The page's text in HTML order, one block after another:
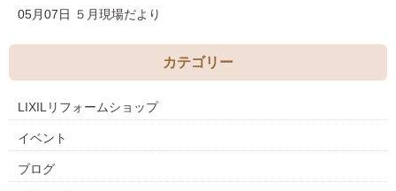
05月07日 ５月現場だより
カテゴリー
LIXILリフォームショップ
イベント
ブログ